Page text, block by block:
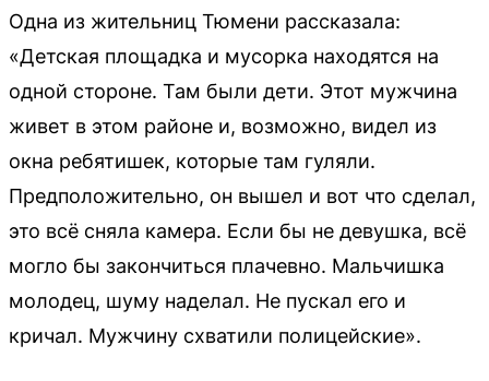
Одна из жительниц Тюмени рассказала:
«Детская площадка и мусорка находятся на
одной стороне. Там были дети. Этот мужчина
живет в этом районе и, возможно, видел из
окна ребятишек, которые там гуляли.
Предположительно, он вышел и вот что сделал,
это всё сняла камера. Если бы не девушка, всё
могло бы закончиться плачевно. Мальчишка
молодец, шуму наделал. Не пускал его и
кричал. Мужчину схватили полицейские».